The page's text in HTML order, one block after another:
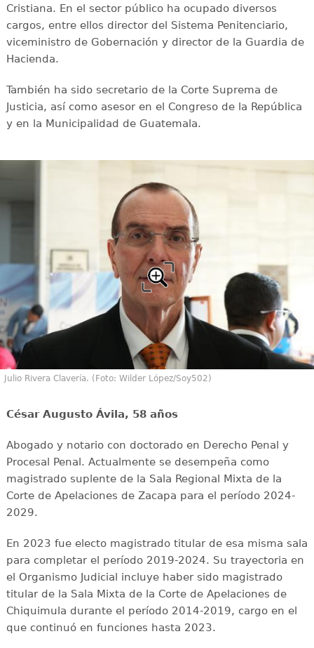
Cristiana. En el sector público ha ocupado diversos
cargos, entre ellos director del Sistema Penitenciario,
viceministro de Gobernación y director de la Guardia de
Hacienda.
También ha sido secretario de la Corte Suprema de
Justicia, así como asesor en el Congreso de la República
y en la Municipalidad de Guatemala.
Julio Rivera Clavería. (Foto: Wilder López/Soy502)
César Augusto Ávila, 58 años
Abogado y notario con doctorado en Derecho Penal y
Procesal Penal. Actualmente se desempeña como
magistrado suplente de la Sala Regional Mixta de la
Corte de Apelaciones de Zacapa para el período 2024-
2029.
En 2023 fue electo magistrado titular de esa misma sala
para completar el período 2019-2024. Su trayectoria en
el Organismo Judicial incluye haber sido magistrado
titular de la Sala Mixta de la Corte de Apelaciones de
Chiquimula durante el período 2014-2019, cargo en el
que continuó en funciones hasta 2023.